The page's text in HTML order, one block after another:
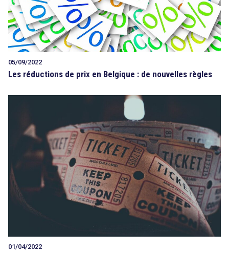
05/09/2022
Les réductions de prix en Belgique : de nouvelles règles
01/04/2022